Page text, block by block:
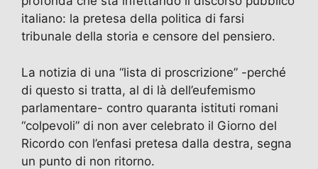
o
o
o
n
m p
p
di
italiano: la pretesa della politica di farsi
tribunale della storia e censore del pensiero.
La notizia di una “lista di proscrizione” -perché
di questo si tratta, al di là dell’eufemismo
parlamentare- contro quaranta istituti romani
“colpevoli” di non aver celebrato il Giorno del
Ricordo con l’enfasi pretesa dalla destra, segna
un punto di non ritorno.